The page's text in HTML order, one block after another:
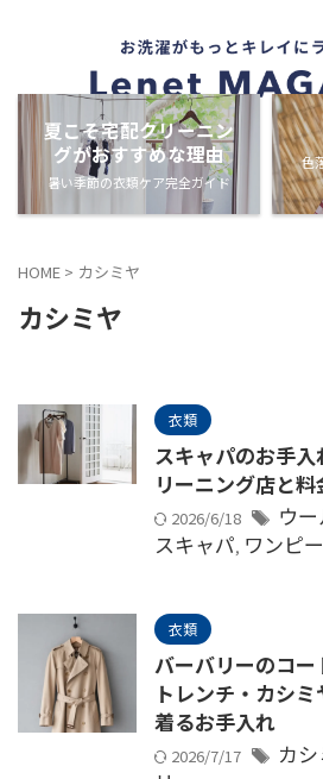
夏こそ宅配クリーニン
グがおすすめな理由
暑い季節の衣類ケア完全ガイド
色
HOME > カシミヤ
カシミヤ
衣類
スキャパのお手
リーニング店と
2026/6/18 ウ
スキャパ, ワンピ
衣類
バーバリーのコー
トレンチ・カシ
着るお手入れ
2026/7/17 カ